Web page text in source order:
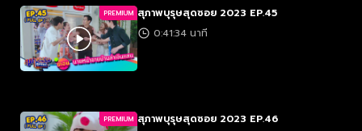
PREMIUM สุภาพบุรุษสุดซอย 2023 EP.45
0:41:34 นาที
PREMIUM สุภาพบุรุษสุดซอย 2023 EP.46